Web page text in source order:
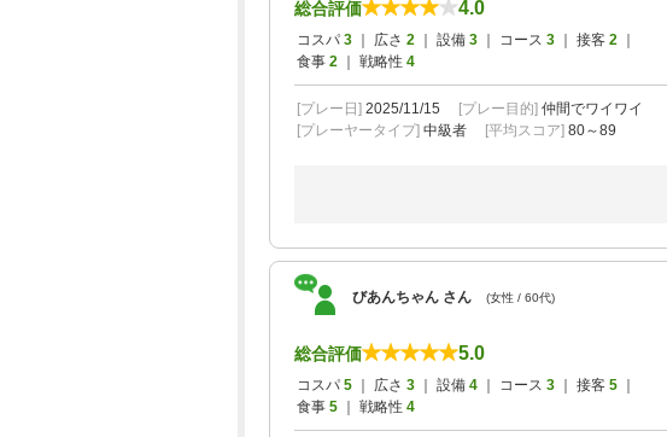
総合評価 4.0
コスパ 3 ｜ 広さ 2 ｜ 設備 3 ｜ コース 3 ｜ 接客 2
食事 2 ｜ 戦略性 4
[プレー日] 2025/11/15 [プレー目的] 仲間でワイワイ
[プレーヤータイプ] 中級者 [平均スコア] 80～89
びあんちゃん さん (女性 / 60代)
総合評価 5.0
コスパ 5 ｜ 広さ 3 ｜ 設備 4 ｜ コース 3 ｜ 接客 5
食事 5 ｜ 戦略性 4